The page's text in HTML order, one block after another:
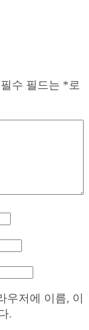
필수 필드는 *로
우저에 이름, 이
.